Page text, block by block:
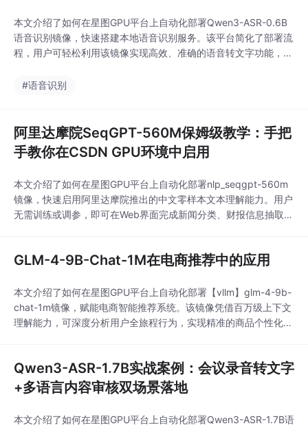
本文介绍了如何在星图GPU平台上自动化部署Qwen3-ASR-0.6B
语音识别镜像，快速搭建本地语音识别服务。该平台简化了部署流
程，用户可轻松利用该镜像实现高效、准确的语音转文字功能，典
效率。
#语音识别
阿里达摩院SeqGPT-560M保姆级教学：手把
手教你在CSDN GPU环境中启用
本文介绍了如何在星图GPU平台上自动化部署nlp_seqgpt-560m
镜像，快速启用阿里达摩院推出的中文零样本文本理解能力。用户
无需训练或调参，即可在Web界面完成新闻分类、财报信息抽取等
GLM-4-9B-Chat-1M在电商推荐中的应用
本文介绍了如何在星图GPU平台上自动化部署【vllm】glm-4-9b-
chat-1m镜像，赋能电商智能推荐系统。该镜像凭借百万级上下文
理解能力，可深度分析用户全旅程行为，实现精准的商品个性化推
Qwen3-ASR-1.7B实战案例：会议录音转文字
+多语言内容审核双场景落地
本文介绍了如何在星图GPU平台上自动化部署Qwen3-ASR-1.7B语